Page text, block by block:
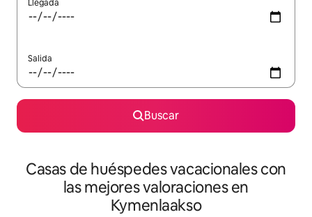
Llegada
Salida
Buscar
Casas de huéspedes vacacionales con
las mejores valoraciones en
Kymenlaakso